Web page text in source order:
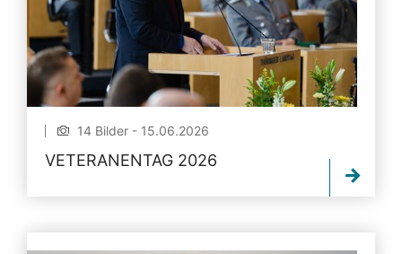
14 Bilder - 15.06.2026
VETERANENTAG 2026